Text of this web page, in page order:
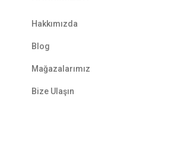
Hakkımızda
Blog
Mağazalarımız
Bize Ulaşın